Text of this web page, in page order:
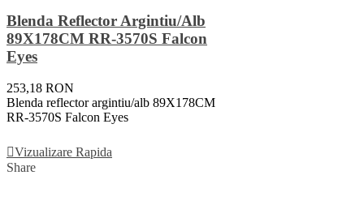
Blenda Reflector Argintiu/alb
89X178CM RR-3570S Falcon
Eyes
253,18 RON
Blenda reflector argintiu/alb 89X178CM
RR-3570S Falcon Eyes
Vizualizare Rapida
Share